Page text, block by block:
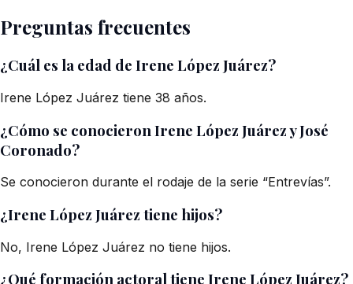
Preguntas frecuentes
¿Cuál es la edad de Irene López Juárez?
Irene López Juárez tiene 38 años.
¿Cómo se conocieron Irene López Juárez y José
Coronado?
Se conocieron durante el rodaje de la serie “Entrevías”.
¿Irene López Juárez tiene hijos?
No, Irene López Juárez no tiene hijos.
¿Qué formación actoral tiene Irene López Juárez?